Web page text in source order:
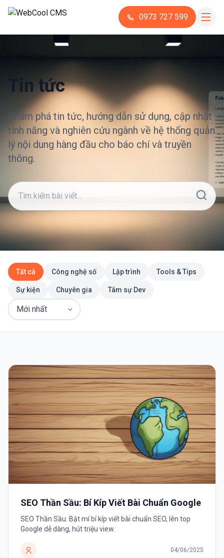
0973 727 599
Tin tức
Khám phá tin tức, hướng dẫn sử dụng, cập nhật
tính năng và nghiên cứu ngành về hệ thống quản
lý nội dung hàng đầu cho báo chí và truyền
thông.
Tất cả Công nghệ số Lập trình Tools & Tips
Sự kiện Chuyên gia Tâm sự Dev
SEO Thần Sầu: Bí Kíp Viết Bài Chuẩn Google
SEO Thần Sầu: Bật mí bí kíp viết bài chuẩn SEO, lên top
Google dễ dàng, hút triệu view.
04/06/2025